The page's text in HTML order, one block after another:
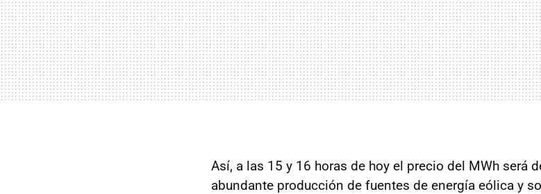
Así, a las 15 y 16 horas de hoy el precio del MWh será
abundante producción de fuentes de energía eólica y